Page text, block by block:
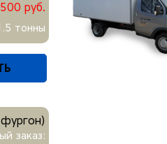
500 руб.
тонны
заказ: